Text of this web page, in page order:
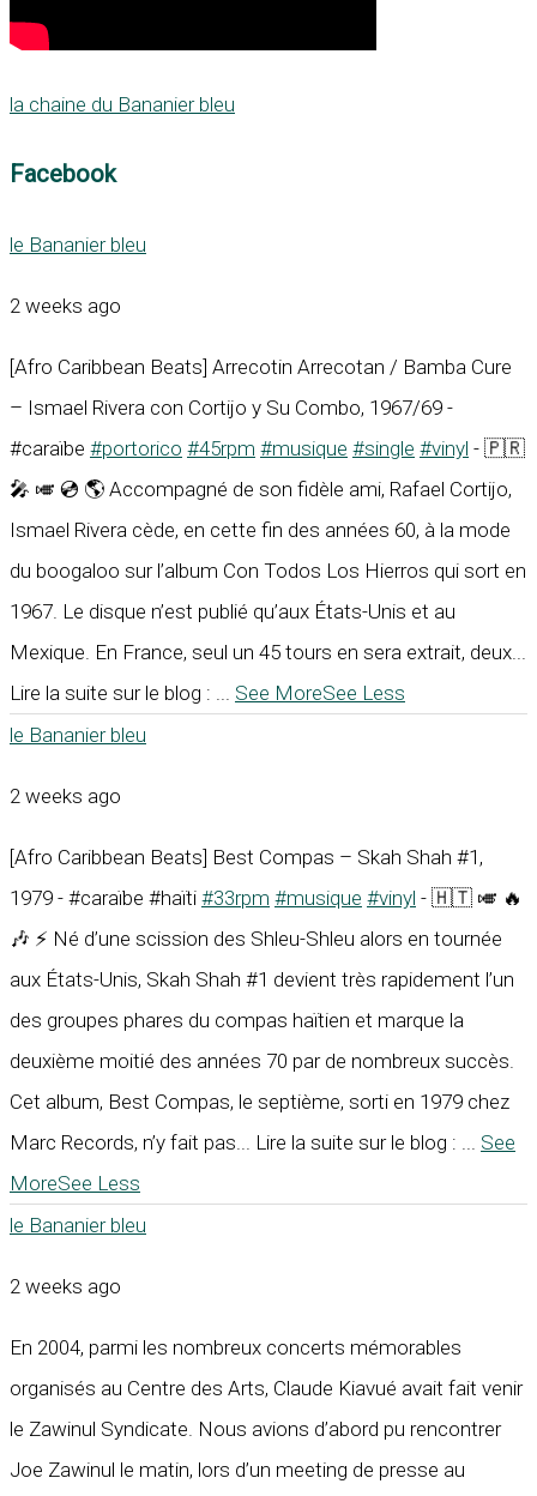
la chaine du Bananier bleu
Facebook
le Bananier bleu
2 weeks ago
[Afro Caribbean Beats] Arrecotin Arrecotan / Bamba Cure
– Ismael Rivera con Cortijo y Su Combo, 1967/69 -
#caraïbe #portorico #45rpm #musique #single #vinyl - 🇵🇷
🎤 🎺 💿 🌎 Accompagné de son fidèle ami, Rafael Cortijo,
Ismael Rivera cède, en cette fin des années 60, à la mode
du boogaloo sur l’album Con Todos Los Hierros qui sort en
1967. Le disque n’est publié qu’aux États-Unis et au
Mexique. En France, seul un 45 tours en sera extrait, deux...
Lire la suite sur le blog :
See MoreSee Less
le Bananier bleu
2 weeks ago
[Afro Caribbean Beats] Best Compas – Skah Shah #1,
1979 - #caraïbe #haïti #33rpm #musique #vinyl - 🇭🇹 🎺 🔥
🎶 ⚡ Né d’une scission des Shleu-Shleu alors en tournée
aux États-Unis, Skah Shah #1 devient très rapidement l’un
des groupes phares du compas haïtien et marque la
deuxième moitié des années 70 par de nombreux succès.
Cet album, Best Compas, le septième, sorti en 1979 chez
Marc Records, n’y fait pas... Lire la suite sur le blog :
See
MoreSee Less
le Bananier bleu
2 weeks ago
En 2004, parmi les nombreux concerts mémorables
organisés au Centre des Arts, Claude Kiavué avait fait venir
le Zawinul Syndicate. Nous avions d’abord pu rencontrer
Joe Zawinul le matin, lors d’un meeting de presse au